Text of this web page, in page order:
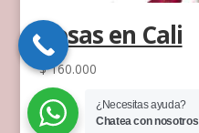
Rosas en Cali
$160.000
¿Necesitas ayuda?
Chatea con nosotros